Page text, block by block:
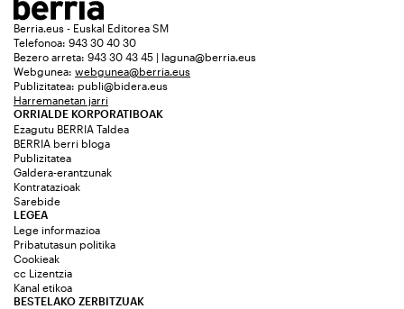
Berria.eus - Euskal Editorea SM
Telefonoa: 943 30 40 30
Bezero arreta: 943 30 43 45 | laguna@berria.eus
Webgunea: webgunea@berria.eus
Publizitatea: publi@bidera.eus
Harremanetan jarri
ORRIALDE KORPORATIBOAK
Ezagutu BERRIA Taldea
BERRIA berri bloga
Publizitatea
Galdera-erantzunak
Kontratazioak
Sarebide
LEGEA
Lege informazioa
Pribatutasun politika
Cookieak
cc Lizentzia
Kanal etikoa
BESTELAKO ZERBITZUAK